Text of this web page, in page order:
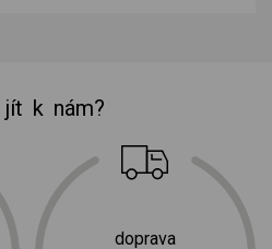
jít k nám?
doprava